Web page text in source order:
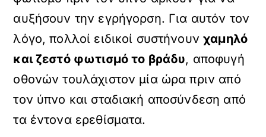
αυξήσουν την εγρήγορση. Για αυτόν τον
λόγο, πολλοί ειδικοί συστήνουνχαμηλό
και ζεστό φωτισμό το βράδυ, αποφυγή
οθονών τουλάχιστον μία ώρα πριν από
τον ύπνο και σταδιακή αποσύνδεση από
τα έντονα ερεθίσματα.